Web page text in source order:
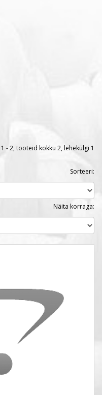
- 2, tooteid kokku 2, lehekülgi 1
Sorteeri:
Näita korraga: